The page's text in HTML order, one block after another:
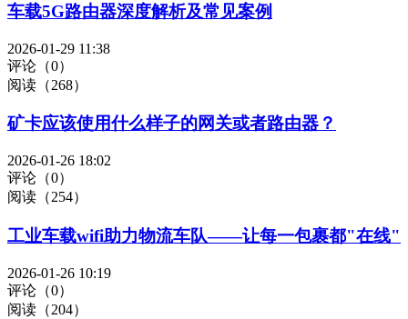
车载5G路由器深度解析及常见案例
2026-01-29 11:38
评论（0）
阅读（268）
矿卡应该使用什么样子的网关或者路由器？
2026-01-26 18:02
评论（0）
阅读（254）
工业车载wifi助力物流车队——让每一包裹都"在线"
2026-01-26 10:19
评论（0）
阅读（204）